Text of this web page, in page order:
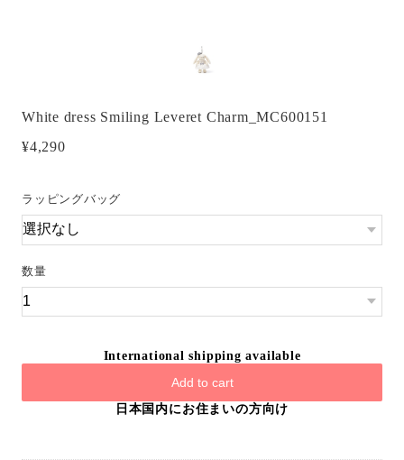
White dress Smiling Leveret Charm_MC600151
¥4,290
ラッピングバッグ
数量
International shipping available
Add to cart
日本国内にお住まいの方向け